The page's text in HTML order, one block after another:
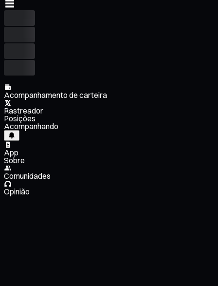
Acompanhamento de carteira
Rastreador
Posições
Acompanhando
App
Sobre
Comunidades
Opinião